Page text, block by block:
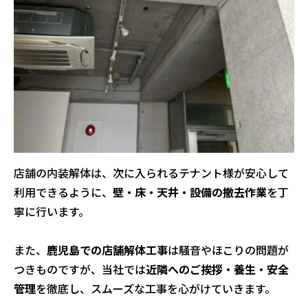
店舗の内装解体は、次に入られるテナント様が安心して
利用できるように、 壁・床・天井・設備の撤去作業を丁
寧に行います。
また、 鹿児島での店舗解体工事は騒音やほこりの問題が
つきものですが、当社では近隣へのご挨拶・養生・安全
管理を徹底し、スムーズな工事を心がけていきます。